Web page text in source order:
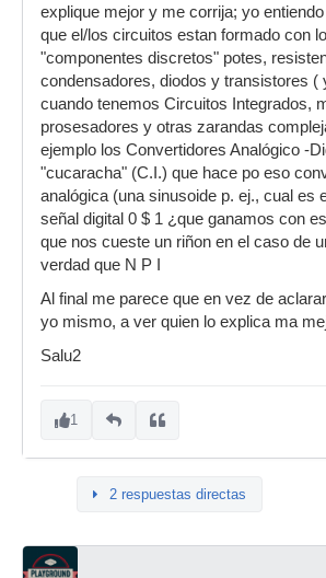
explique mejor y me corrija; yo
que el/los circuitos estan formado con
"componentes discretos" potes,
condensadores, diodos y transistores (
cuando tenemos Circuitos Integrados,
prosesadores y otras zarandas
ejemplo los Convertidores Analógico -
"cucaracha" (C.I.) que hace po eso
analógica (una sinusoide p. ej., cual es
señal digital 0 $ 1 ¿que ganamos con
que nos cueste un riñon en el caso de
verdad que N P I
Al final me parece que en vez de
yo mismo, a ver quien lo explica ma
Salu2
1
2 respuestas directas